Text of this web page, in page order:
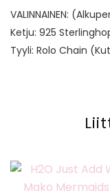
VALINNAINEN:
Ketju: 925
Tyyli: Rolo Chain